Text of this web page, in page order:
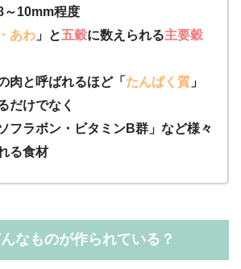
10mm程度
あわ 」と五穀に数えられる主要穀
肉と呼ばれるほど「 たんぱく質 」
だけでなく
フラボン・ビタミンB群」など様々
る食材
なものが作られている？